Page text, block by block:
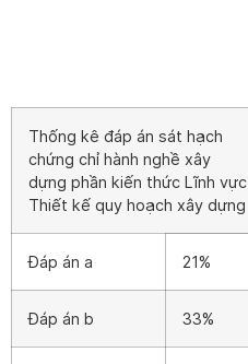
Thống kê đáp án sát hạch
chứng chỉ hành nghề xây
dựng phần kiến thức Lĩnh vực
Thiết kế quy hoạch xây dựng
Đáp án a 21%
Đáp án b 33%